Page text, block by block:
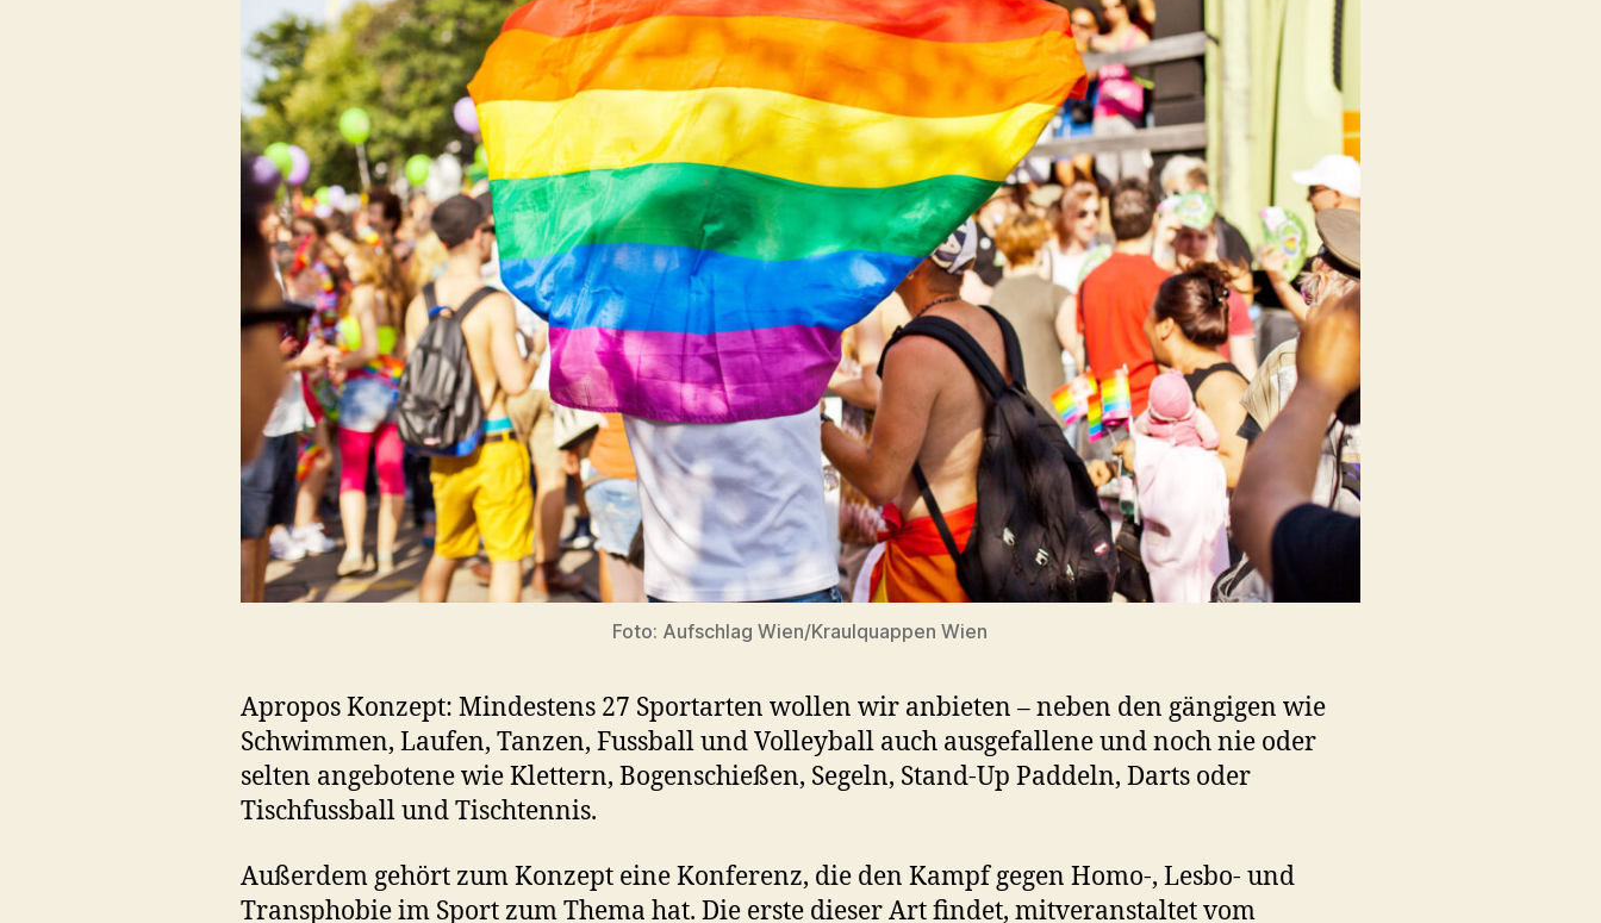
Foto: Aufschlag Wien/Kraulquappen Wien
Apropos Konzept: Mindestens 27 Sportarten wollen wir anbieten – neben den gängigen wie
Schwimmen, Laufen, Tanzen, Fussball und Volleyball auch ausgefallene und noch nie oder
selten angebotene wie Klettern, Bogenschießen, Segeln, Stand-Up Paddeln, Darts oder
Tischfussball und Tischtennis.
Außerdem gehört zum Konzept eine Konferenz, die den Kampf gegen Homo-, Lesbo- und
Transphobie im Sport zum Thema hat. Die erste dieser Art findet, mitveranstaltet vom